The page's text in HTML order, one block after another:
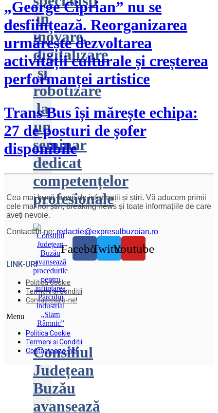
în
inovare,
digitalizare
și
robotizare
la
un
seminar
dedicat
competențelor
profesionale
Consiliul
Județean
Buzău
avansează
„George Ciprian” nu se
desființează. Reorganizarea
urmărește dezvoltarea
activității culturale și creșterea
performanței artistice
Trans Bus își mărește echipa:
27 de posturi de șofer
disponibile
Cea mai bună sursă de informații și știri. Vă aducem primii
cele mai noi știri, breaking news și toate informațiile de care
aveți nevoie.
Contactați-ne:redactie@expresulbuzoian.ro
FacebookTwitterYoutube
LINK-URI
Politica Cookie
Termeni si Conditii
Contacteaza-ne!
Menu
Politica Cookie
Termeni si Conditii
Contacteaza-ne!